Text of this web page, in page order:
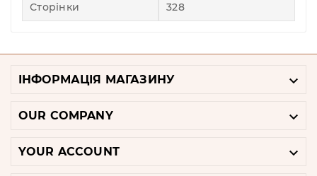
Сторінки 328
ІНФОРМАЦІЯ МАГАЗИНУ 
OUR COMPANY 
YOUR ACCOUNT 